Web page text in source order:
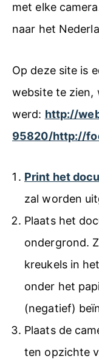
met elke
naar het
Op deze site is
website te zien,
werd: http://
95820/http://
Print het
zal worden
Plaats het
ondergrond.
kreukels in
onder het
(negatief)
Plaats de
ten opzichte